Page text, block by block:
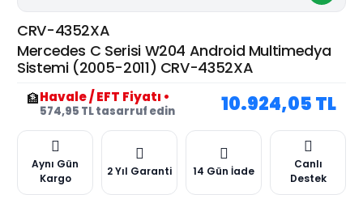
CRV-4352XA
Mercedes C Serisi W204 Android Multimedya
Sistemi (2005-2011) CRV-4352XA
🏦Havale / EFT Fiyatı •
574,95 TL tasarruf edin 10.924,05 TL
Aynı Gün
Kargo
2 Yıl Garanti 14 Gün İade
Canlı
Destek